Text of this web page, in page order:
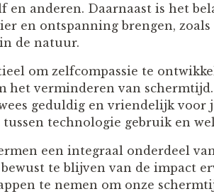
en anderen. Daarnaast is het
en ontspanning brengen,
de natuur.
om zelfcompassie te
het verminderen van
geduldig en vriendelijk voor
technologie gebruik en
een integraal onderdeel
te blijven van de impact
te nemen om onze